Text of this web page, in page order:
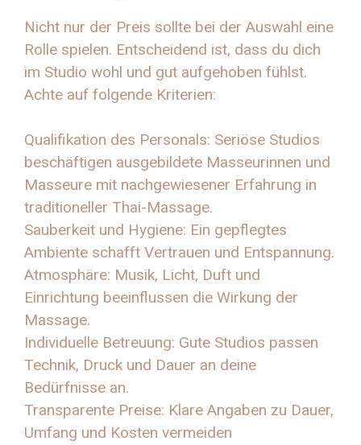
Nicht nur der Preis sollte bei der Auswahl eine
Rolle spielen. Entscheidend ist, dass du dich
im Studio wohl und gut aufgehoben fühlst.
Achte auf folgende Kriterien:
Qualifikation des Personals: Seriöse Studios
beschäftigen ausgebildete Masseurinnen und
Masseure mit nachgewiesener Erfahrung in
traditioneller Thai-Massage.
Sauberkeit und Hygiene: Ein gepflegtes
Ambiente schafft Vertrauen und Entspannung.
Atmosphäre: Musik, Licht, Duft und
Einrichtung beeinflussen die Wirkung der
Massage.
Individuelle Betreuung: Gute Studios passen
Technik, Druck und Dauer an deine
Bedürfnisse an.
Transparente Preise: Klare Angaben zu Dauer,
Umfang und Kosten vermeiden